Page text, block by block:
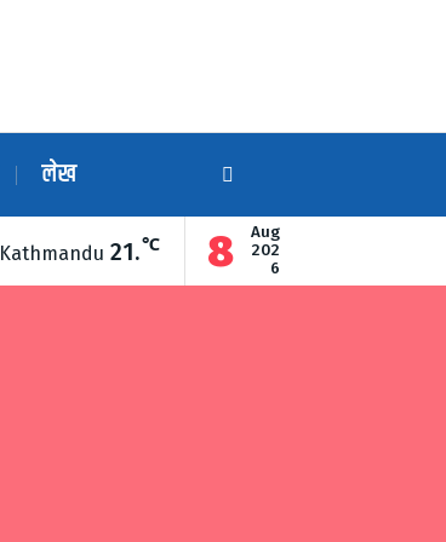
लेख
गुण्डुको अन्नन्त कुण्डमा हरेक महिनाको अन्तिम सोमबार दिव्य
Kathmandu 21.℃ 8
Aug
202
6